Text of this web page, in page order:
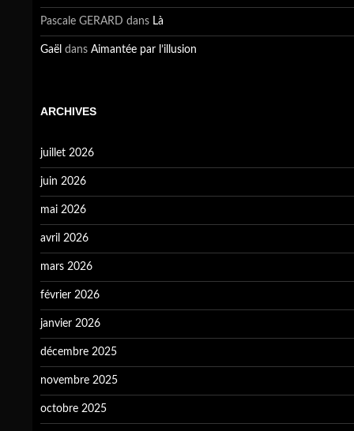
Pascale GERARD dans Là
Gaël dans Aimantée par l’illusion
ARCHIVES
juillet 2026
juin 2026
mai 2026
avril 2026
mars 2026
février 2026
janvier 2026
décembre 2025
novembre 2025
octobre 2025